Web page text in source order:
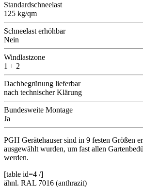
Standardschneelast
125 kg/qm
Schneelast erhöhbar
Nein
Windlastzone
1 + 2
Dachbegrünung lieferbar
nach technischer Klärung
Bundesweite Montage
Ja
PGH Gerätehauser sind in 9 festen Größen
ausgewählt wurden, um fast allen
werden.
[table id=4 /]
ähnl. RAL 7016 (anthrazit)